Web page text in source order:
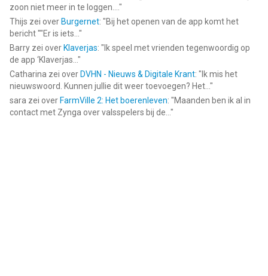
VPN Pro biedt een Stable VPN stabiele verbinding voor
dagelijks internetgebruik zoals:
• Internet browsen Browsing
• Werk Work
• Studie Study
• Apps gebruiken Apps
Een stabiele verbinding zorgt voor een soepele internetervaring
zoon niet meer in te loggen.... "
Thijs zei over Burgernet: "Bij het openen van de app komt het
bericht ""Er is iets... "
Barry zei over Klaverjas: " Ik speel met vrienden tegenwoordig op
de app ‘Klaverjas... "
Catharina zei over DVHN - Nieuws & Digitale Krant: " Ik mis het
nieuwswoord. Kunnen jullie dit weer toevoegen? Het... "
sara zei over FarmVille 2: Het boerenleven: "Maanden ben ik al in
contact met Zynga over valsspelers bij de... "